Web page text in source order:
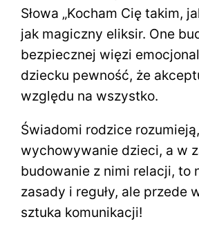
Słowa „Kocham Cię takim,
jak magiczny eliksir. One
bezpiecznej więzi
dziecku pewność, że
względu na wszystko.
Świadomi rodzice
wychowywanie dzieci, a w
budowanie z nimi relacji, to
zasady i reguły, ale przede
sztuka komunikacji!